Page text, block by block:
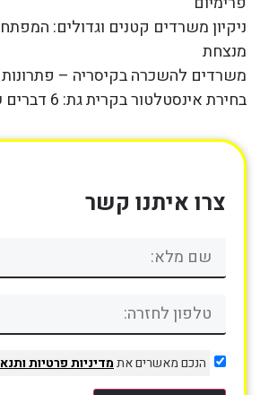
ניקיון משרדים קטנים וגדולים:
מנצחת
משרדים להשכרה בקיסריה –
בחירת אינסטלטור בקרית גת: 6 דברים שלא כדאי לפספס
צרו איתנו קשר
הנכם מאשרים אתמדיניות פרטיות